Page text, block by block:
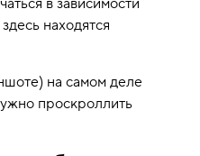
находятся
на самом деле
проскроллить